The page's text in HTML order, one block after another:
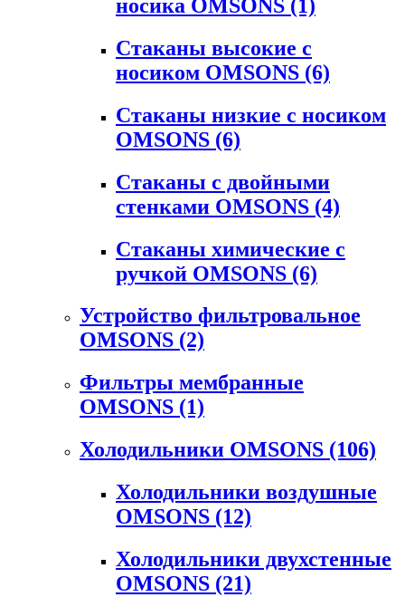
носика OMSONS (1)
Стаканы высокие с
носиком OMSONS (6)
Стаканы низкие с носиком
OMSONS (6)
Стаканы с двойными
стенками OMSONS (4)
Стаканы химические с
ручкой OMSONS (6)
Устройство фильтровальное
OMSONS (2)
Фильтры мембранные
OMSONS (1)
Холодильники OMSONS (106)
Холодильники воздушные
OMSONS (12)
Холодильники двухстенные
OMSONS (21)